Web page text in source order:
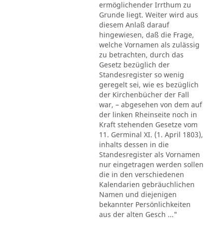
ermöglichender Irrthum zu
Grunde liegt. Weiter wird aus
diesem Anlaß darauf
hingewiesen, daß die Frage,
welche Vornamen als zulässig
zu betrachten, durch das
Gesetz bezüglich der
Standesregister so wenig
geregelt sei, wie es bezüglich
der Kirchenbücher der Fall
war, – abgesehen von dem auf
der linken Rheinseite noch in
Kraft stehenden Gesetze vom
11. Germinal XI. (1. April 1803),
inhalts dessen in die
Standesregister als Vornamen
nur eingetragen werden sollen
die in den verschiedenen
Kalendarien gebräuchlichen
Namen und diejenigen
bekannter Persönlichkeiten
aus der alten Gesch ..."